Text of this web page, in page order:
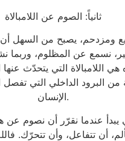
ثانياً: الصوم عن اللامبالاة
ومزدحم، يصبح من السهل أن
نسمع عن المظلوم، وربما
هي اللامبالاة التي يتحدّث
من البرود الداخلي التي تفصل
الإنسان.
يبدأ عندما نقرّر أن نصوم عن
أن تتفاعل، وأن تتحرّك.